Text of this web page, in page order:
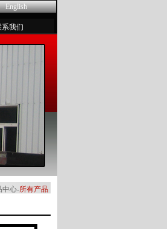
English
系我们
中心-所有产品